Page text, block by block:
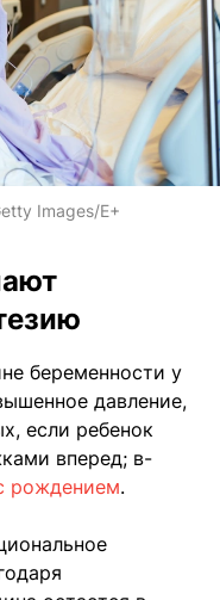
Images/E+
беременности у
давление,
если ребенок
вперед; в-
рождением.